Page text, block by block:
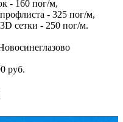
- 160 пог/м,
- 325 пог/м,
сетки - 250 пог/м.
руб.